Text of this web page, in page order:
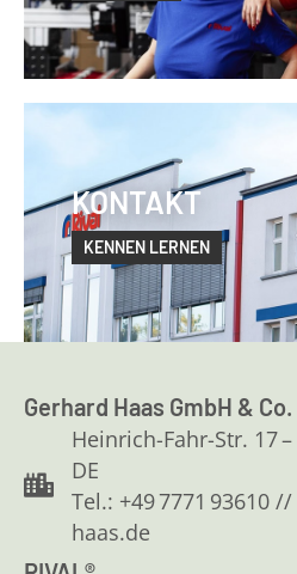
KONTAKT
KENNEN LERNEN
Gerhard Haas GmbH & Co.
Heinrich-Fahr-Str. 17
DE
Tel.: +49 7771 93610
haas.de